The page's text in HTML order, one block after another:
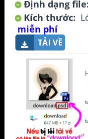
Định dạng file:
Kích thước:
miễn phí
TẢI VỀ